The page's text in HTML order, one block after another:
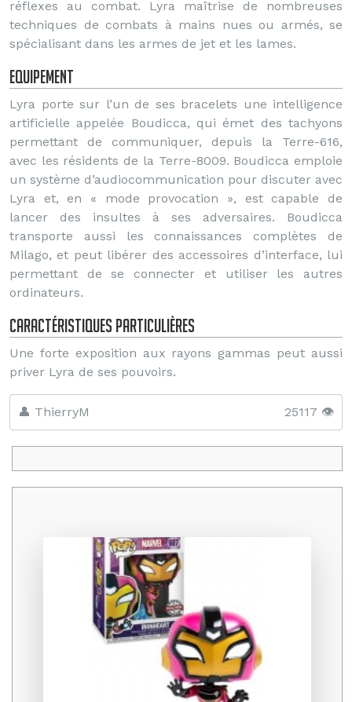
réflexes au combat. Lyra maîtrise de nombreuses
techniques de combats à mains nues ou armés, se
spécialisant dans les armes de jet et les lames.
Equipement
Lyra porte sur l’un de ses bracelets une intelligence
artificielle appelée Boudicca, qui émet des tachyons
permettant de communiquer, depuis la Terre-616,
avec les résidents de la Terre-8009. Boudicca emploie
un système d’audiocommunication pour discuter avec
Lyra et, en « mode provocation », est capable de
lancer des insultes à ses adversaires. Boudicca
transporte aussi les connaissances complètes de
Milago, et peut libérer des accessoires d’interface, lui
permettant de se connecter et utiliser les autres
ordinateurs.
Caractéristiques particulières
Une forte exposition aux rayons gammas peut aussi
priver Lyra de ses pouvoirs.
👤 ThierryM 25117 👁️